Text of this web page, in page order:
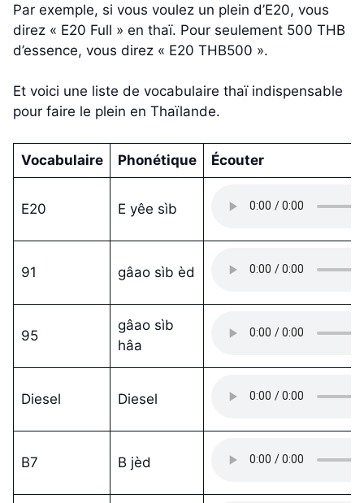
Par exemple, si vous voulez un plein d’E20, vous
direz « E20 Full » en thaï. Pour seulement 500 THB
d’essence, vous direz « E20 THB500 ».
Et voici une liste de vocabulaire thaï indispensable
pour faire le plein en Thaïlande.
Vocabulaire Phonétique Écouter
E20 E yêe sìb
91 gâao sìb èd
95
gâao sìb
hâa
Diesel Diesel
B7 B jèd